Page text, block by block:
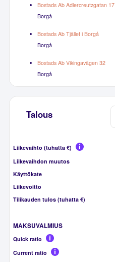
Bostads Ab Adlercreutzgatan 17
Borgå
Bostads Ab Tjället i Borgå
Borgå
Bostads Ab Vikingavägen 32
Borgå
Talous
Liikevaihto (tuhatta €)
Liikevaihdon muutos
Käyttökate
Liikevoitto
Tilikauden tulos (tuhatta €)
MAKSUVALMIUS
Quick ratio
Current ratio